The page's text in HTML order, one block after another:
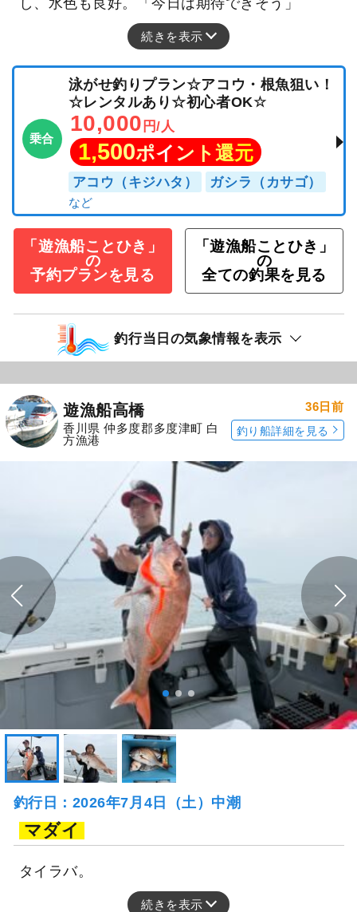
続きを表示
乗合
泳がせ釣りプラン☆アコウ・根魚狙い！
☆レンタルあり☆初心者OK☆
10,000 円/人
1,500ポイント還元
アコウ（キジハタ） ガシラ（カサゴ）
「遊漁船ことひき」
の
予約プランを見る
「遊漁船ことひき」
の
全ての釣果を見る
釣行当日の気象情報を表示
遊漁船高橋
香川県 仲多度郡多度津町 白
方漁港
36日前
釣り船詳細を見る
釣行日：2026年7月4日（土）中潮
マダイ
タイラバ。
続きを表示